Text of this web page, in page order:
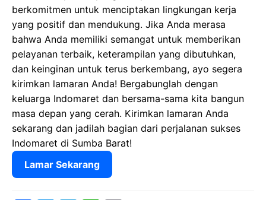
berkomitmen untuk menciptakan lingkungan kerja
yang positif dan mendukung. Jika Anda merasa
bahwa Anda memiliki semangat untuk memberikan
pelayanan terbaik, keterampilan yang dibutuhkan,
dan keinginan untuk terus berkembang, ayo segera
kirimkan lamaran Anda! Bergabunglah dengan
keluarga Indomaret dan bersama-sama kita bangun
masa depan yang cerah. Kirimkan lamaran Anda
sekarang dan jadilah bagian dari perjalanan sukses
Indomaret di Sumba Barat!
Lamar Sekarang